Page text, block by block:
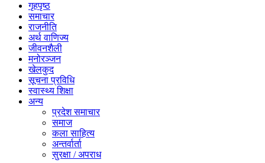
गृहपृष्ठ
समाचार
राजनीति
अर्थ वाणिज्य
जीवनशैली
मनोरञ्जन
खेलकुद
सूचना प्रविधि
स्वास्थ्य शिक्षा
अन्य
प्रदेश समाचार
समाज
कला साहित्य
अन्तर्वार्ता
सुरक्षा / अपराध